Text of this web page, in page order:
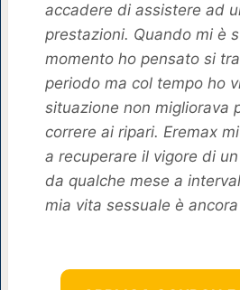
accadere di assistere ad
prestazioni. Quando mi è
momento ho pensato si
periodo ma col tempo ho
situazione non migliorava
correre ai ripari. Eremax
a recuperare il vigore di
da qualche mese a
mia vita sessuale è ancora